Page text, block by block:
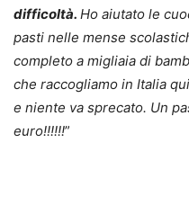
difficoltà. Ho aiutato le
pasti nelle mense
completo a migliaia di
che raccogliamo in Italia
e niente va sprecato. Un
euro!!!!!!”